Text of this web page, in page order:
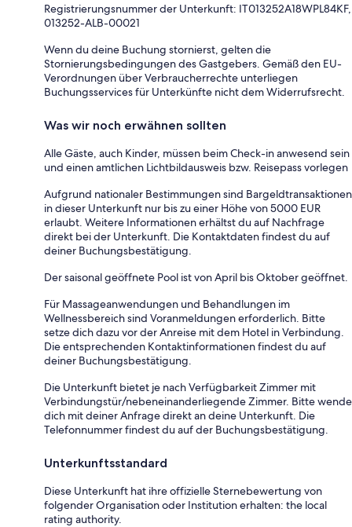
Registrierungsnummer der Unterkunft: IT013252A18WPL84KF,
013252-ALB-00021
Wenn du deine Buchung stornierst, gelten die
Stornierungsbedingungen des Gastgebers. Gemäß den EU-
Verordnungen über Verbraucherrechte unterliegen
Buchungsservices für Unterkünfte nicht dem Widerrufsrecht.
Was wir noch erwähnen sollten
Alle Gäste, auch Kinder, müssen beim Check-in anwesend sein
und einen amtlichen Lichtbildausweis bzw. Reisepass vorlegen
Aufgrund nationaler Bestimmungen sind Bargeldtransaktionen
in dieser Unterkunft nur bis zu einer Höhe von 5000 EUR
erlaubt. Weitere Informationen erhältst du auf Nachfrage
direkt bei der Unterkunft. Die Kontaktdaten findest du auf
deiner Buchungsbestätigung.
Der saisonal geöffnete Pool ist von April bis Oktober geöffnet.
Für Massageanwendungen und Behandlungen im
Wellnessbereich sind Voranmeldungen erforderlich. Bitte
setze dich dazu vor der Anreise mit dem Hotel in Verbindung.
Die entsprechenden Kontaktinformationen findest du auf
deiner Buchungsbestätigung.
Die Unterkunft bietet je nach Verfügbarkeit Zimmer mit
Verbindungstür/nebeneinanderliegende Zimmer. Bitte wende
dich mit deiner Anfrage direkt an deine Unterkunft. Die
Telefonnummer findest du auf der Buchungsbestätigung.
Unterkunftsstandard
Diese Unterkunft hat ihre offizielle Sternebewertung von
folgender Organisation oder Institution erhalten: the local
rating authority.